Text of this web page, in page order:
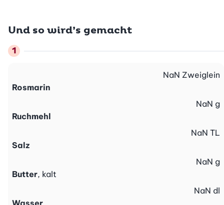
Und so wird’s gemacht
Rosmarin
NaN Zweiglein
Ruchmehl
NaN g
Salz
NaN TL
Butter, kalt
NaN g
NaN dl